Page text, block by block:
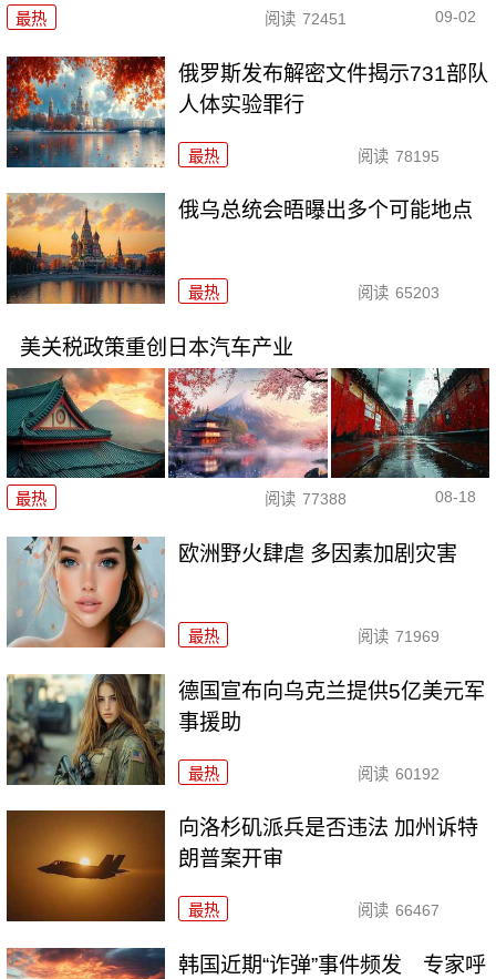
最热 阅读 72451 09-02
俄罗斯发布解密文件揭示731部队
人体实验罪行
最热 阅读 78195
俄乌总统会晤曝出多个可能地点
最热 阅读 65203
美关税政策重创日本汽车产业
最热 阅读 77388 08-18
欧洲野火肆虐 多因素加剧灾害
最热 阅读 71969
德国宣布向乌克兰提供5亿美元军
事援助
最热 阅读 60192
向洛杉矶派兵是否违法 加州诉特
朗普案开审
最热 阅读 66467
韩国近期“诈弹”事件频发 专家呼